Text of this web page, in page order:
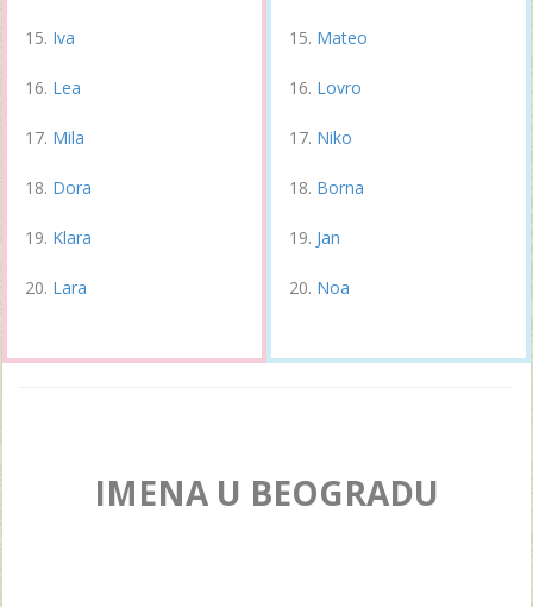
Iva
Lea
Mila
Dora
Klara
Lara
Mateo
Lovro
Niko
Borna
Jan
Noa
IMENA U BEOGRADU